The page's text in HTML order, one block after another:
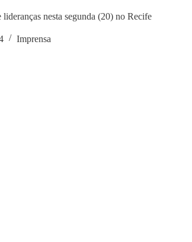
nesta segunda (20) no Recife
Imprensa